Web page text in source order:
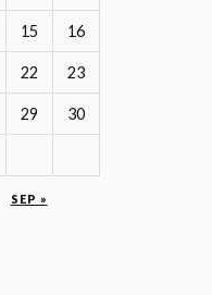
15 16
22 23
29 30
SEP »